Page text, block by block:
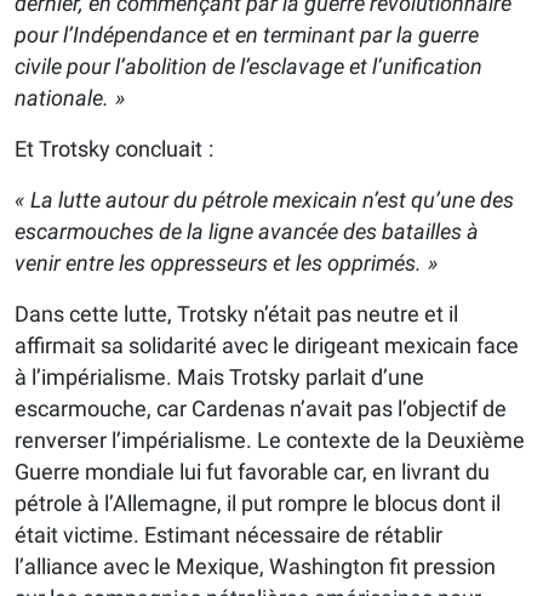
pour l’Indépendance et en terminant par la guerre
civile pour l’abolition de l’esclavage et l’unification
nationale. »
Et Trotsky concluait :
« La lutte autour du pétrole mexicain n’est qu’une des
escarmouches de la ligne avancée des batailles à
venir entre les oppresseurs et les opprimés. »
Dans cette lutte, Trotsky n’était pas neutre et il
affirmait sa solidarité avec le dirigeant mexicain face
à l’impérialisme. Mais Trotsky parlait d’une
escarmouche, car Cardenas n’avait pas l’objectif de
renverser l’impérialisme. Le contexte de la Deuxième
Guerre mondiale lui fut favorable car, en livrant du
pétrole à l’Allemagne, il put rompre le blocus dont il
était victime. Estimant nécessaire de rétablir
l’alliance avec le Mexique, Washington fit pression